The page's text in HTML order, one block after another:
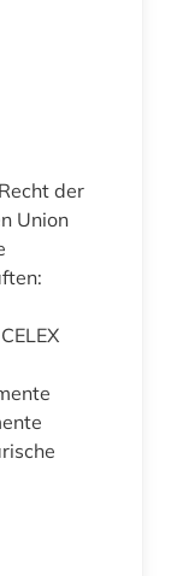
der
Union